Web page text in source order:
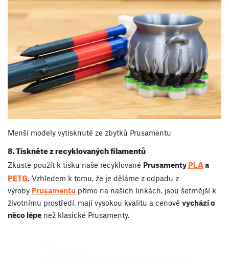
Menší modely vytisknuté ze zbytků Prusamentu
8. Tiskněte z recyklovaných filamentů
Zkuste použít k tisku naše recyklované PrusamentyPLAa
PETG. Vzhledem k tomu, že je děláme z odpadu z
výroby Prusamentu přímo na našich linkách, jsou šetrnější k
životnímu prostředí, mají vysokou kvalitu a cenově vychází o
něco lépe než klasické Prusamenty.